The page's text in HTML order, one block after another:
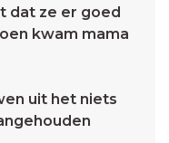
dat ze er goed
kwam mama
uit het niets